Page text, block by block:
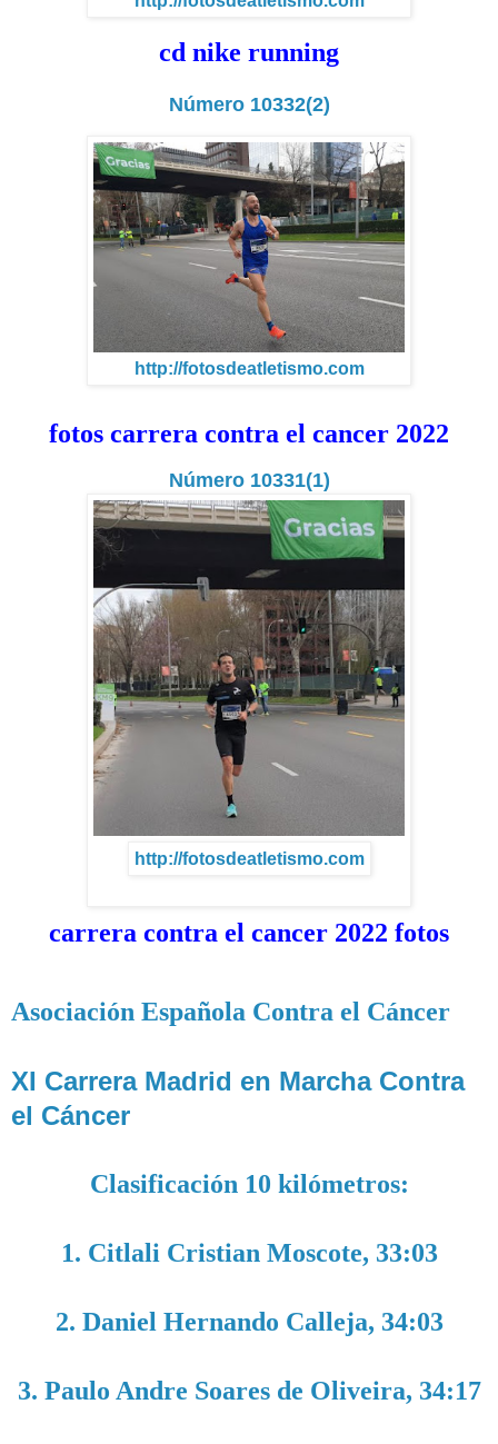
cd nike running
Número 10332(2)
http://fotosdeatletismo.com
fotos carrera contra el cancer 2022
Número 10331(1)
http://fotosdeatletismo.com
carrera contra el cancer 2022 fotos
Asociación Española Contra el Cáncer
XI Carrera Madrid en Marcha Contra
el Cáncer
Clasificación 10 kilómetros:
1. Citlali Cristian Moscote, 33:03
2. Daniel Hernando Calleja, 34:03
3. Paulo Andre Soares de Oliveira, 34:17